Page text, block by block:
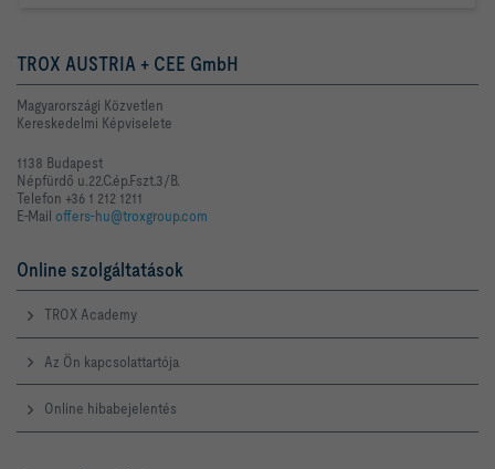
TROX AUSTRIA + CEE GmbH
Magyarországi Közvetlen
Kereskedelmi Képviselete
1138 Budapest
Népfürdő u.22.C.ép.Fszt.3/B.
Telefon +36 1 212 1211
E-Mail offers-hu@troxgroup.com
Online szolgáltatások
TROX Academy
Az Ön kapcsolattartója
Online hibabejelentés